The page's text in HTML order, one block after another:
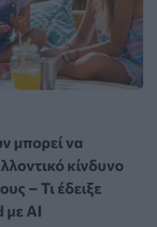
μπορεί να
κίνδυνο
– Τι έδειξε
με AI